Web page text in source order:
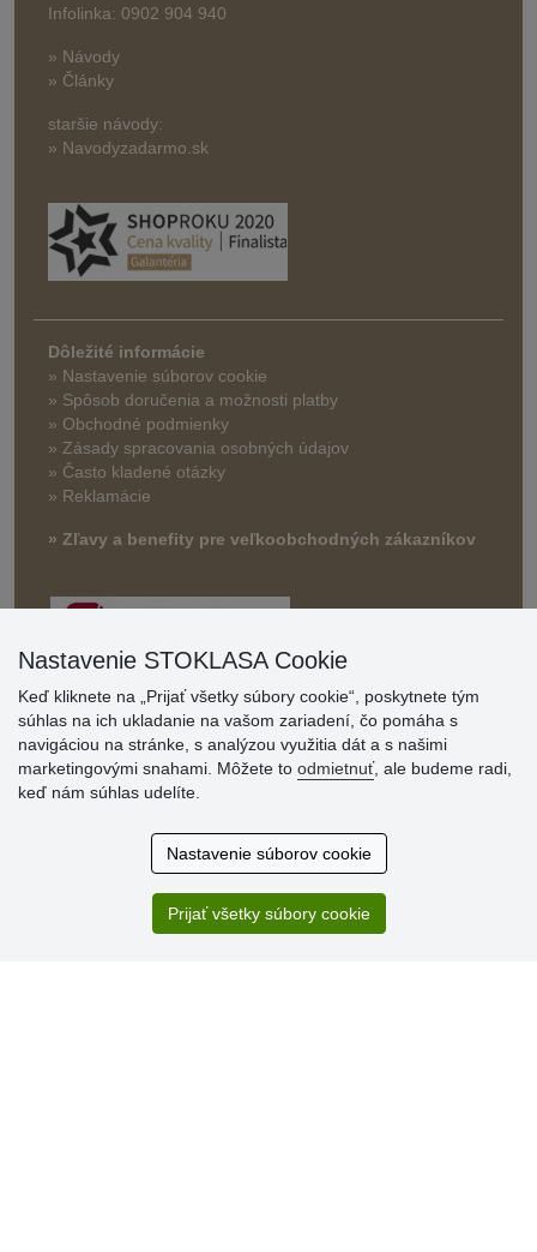
Infolinka: 0902 904 940
» Návody
» Články
staršie návody:
» Navodyzadarmo.sk
Dôležité informácie
» Nastavenie súborov cookie
» Spôsob doručenia a možnosti platby
» Obchodné podmienky
» Zásady spracovania osobných údajov
» Často kladené otázky
» Reklamácie
» Zľavy a benefity pre veľkoobchodných zákazníkov
Hodnotenia
zákazníkov
Ústretovosť, pohotovosť. Som spokojná.
Veľká spokojnosť. Volal mi odtiaľ veľmi milý pán, že
zásielka sa nezmestí do boxu, tak sme to dali na poštu....
Nastavenie STOKLASA Cookie
Keď kliknete na „Prijať všetky súbory cookie“, poskytnete tým
súhlas na ich ukladanie na vašom zariadení, čo pomáha s
navigáciou na stránke, s analýzou využitia dát a s našimi
marketingovými snahami. Môžete to odmietnuť, ale budeme radi,
keď nám súhlas udelíte.
Nastavenie súborov cookie
Prijať všetky súbory cookie